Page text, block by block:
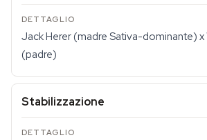
Jack Herer (madre Sativa-dominante) x
(padre)
Stabilizzazione